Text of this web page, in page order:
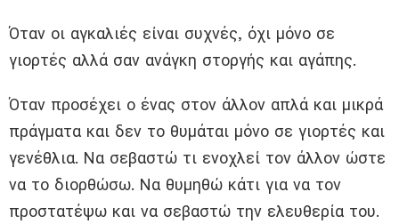
Όταν οι αγκαλιές είναι συχνές, όχι μόνο σε
γιορτές αλλά σαν ανάγκη στοργής και αγάπης.
Όταν προσέχει ο ένας στον άλλον απλά και μικρά
πράγματα και δεν το θυμάται μόνο σε γιορτές και
γενέθλια. Να σεβαστώ τι ενοχλεί τον άλλον ώστε
να το διορθώσω. Να θυμηθώ κάτι για να τον
προστατέψω και να σεβαστώ την ελευθερία του.